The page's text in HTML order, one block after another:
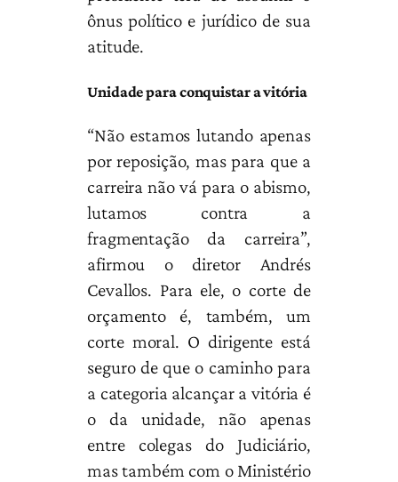
ônus político e jurídico de sua
atitude.
Unidade para conquistar a vitória
“Não estamos lutando apenas
por reposição, mas para que a
carreira não vá para o abismo,
lutamos contra a
fragmentação da carreira”,
afirmou o diretor Andrés
Cevallos. Para ele, o corte de
orçamento é, também, um
corte moral. O dirigente está
seguro de que o caminho para
a categoria alcançar a vitória é
o da unidade, não apenas
entre colegas do Judiciário,
mas também com o Ministério